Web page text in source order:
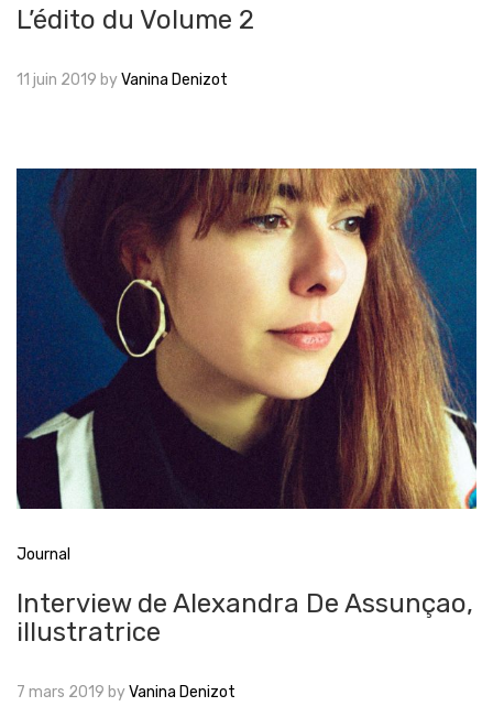
L’édito du Volume 2
11 juin 2019 byVanina Denizot
Journal
Interview de Alexandra De Assunçao,
illustratrice
7 mars 2019 byVanina Denizot